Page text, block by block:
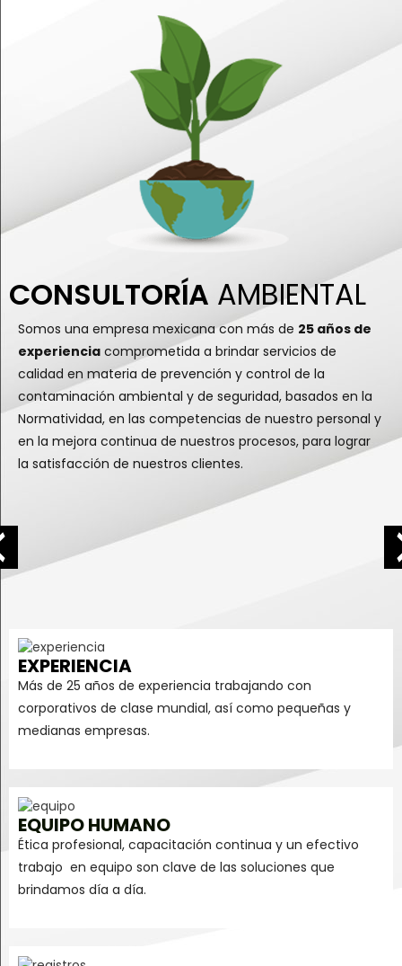
CONSULTORÍA AMBIENTAL
Somos una empresa mexicana con más de 25 años de
experiencia comprometida a brindar servicios de
calidad en materia de prevención y control de la
contaminación ambiental y de seguridad, basados en la
Normatividad, en las competencias de nuestro personal y
en la mejora continua de nuestros procesos, para lograr
la satisfacción de nuestros clientes.
EXPERIENCIA
Más de 25 años de experiencia trabajando con
corporativos de clase mundial, así como pequeñas y
medianas empresas.
EQUIPO HUMANO
Ética profesional, capacitación continua y un efectivo
trabajo en equipo son clave de las soluciones que
brindamos día a día.